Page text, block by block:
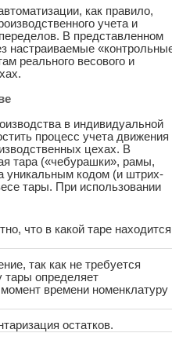
как правило,
учета и
В представленном
настраиваемые
реального весового и
в индивидуальной
процесс учета движения
цехах. В
тара («чебурашки», рамы,
уникальным кодом (и штрих-
тары. При использовании
что в какой таре находится
так как не требуется
тары определяет
времени номенклатуру
остатков.